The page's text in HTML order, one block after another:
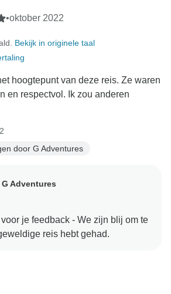
•oktober 2022
Bekijk in originele taal
hoogtepunt van deze reis. Ze waren
en respectvol. Ik zou anderen
door G Adventures
G Adventures
je feedback - We zijn blij om te